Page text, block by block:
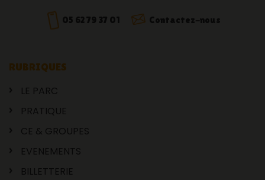
05 62 79 37 01 Contactez-nous
RUBRIQUES
LE PARC
PRATIQUE
CE & GROUPES
EVENEMENTS
BILLETTERIE